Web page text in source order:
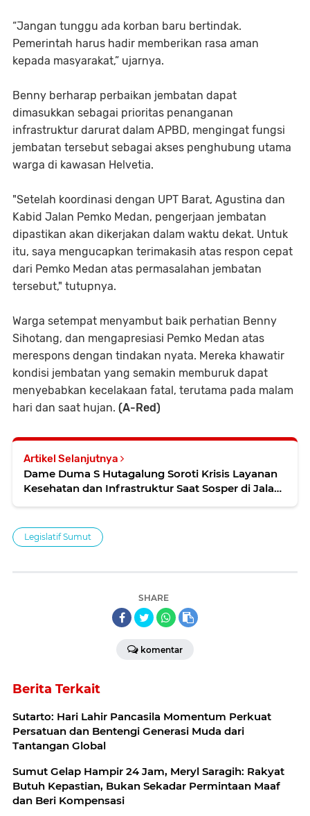
“Jangan tunggu ada korban baru bertindak.
Pemerintah harus hadir memberikan rasa aman
kepada masyarakat,” ujarnya.
Benny berharap perbaikan jembatan dapat
dimasukkan sebagai prioritas penanganan
infrastruktur darurat dalam APBD, mengingat fungsi
jembatan tersebut sebagai akses penghubung utama
warga di kawasan Helvetia.
"Setelah koordinasi dengan UPT Barat, Agustina dan
Kabid Jalan Pemko Medan, pengerjaan jembatan
dipastikan akan dikerjakan dalam waktu dekat. Untuk
itu, saya mengucapkan terimakasih atas respon cepat
dari Pemko Medan atas permasalahan jembatan
tersebut," tutupnya.
Warga setempat menyambut baik perhatian Benny
Sihotang, dan mengapresiasi Pemko Medan atas
merespons dengan tindakan nyata. Mereka khawatir
kondisi jembatan yang semakin memburuk dapat
menyebabkan kecelakaan fatal, terutama pada malam
hari dan saat hujan. (A-Red)
Artikel Selanjutnya
Dame Duma S Hutagalung Soroti Krisis Layanan
Kesehatan dan Infrastruktur Saat Sosper di Jalan
Legislatif Sumut
SHARE
komentar
Berita Terkait
Sutarto: Hari Lahir Pancasila Momentum Perkuat
Persatuan dan Bentengi Generasi Muda dari
Tantangan Global
Sumut Gelap Hampir 24 Jam, Meryl Saragih: Rakyat
Butuh Kepastian, Bukan Sekadar Permintaan Maaf
dan Beri Kompensasi